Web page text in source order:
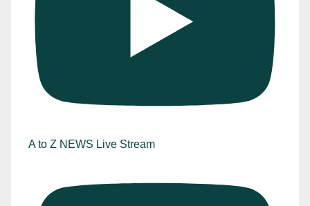
A to Z NEWS Live Stream